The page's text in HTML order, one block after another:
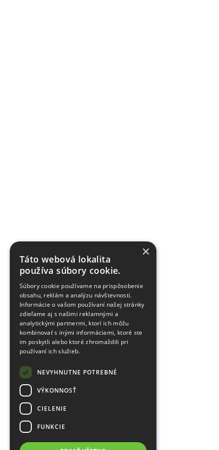
×
Táto webová lokalita
používa súbory cookie.
Súbory cookie používame na prispôsobenie
obsahu, reklám a analýzu návštevnosti.
Informácie o vašom používaní našej stránky
zdieľame aj s našimi reklamnými a
analytickými partnermi, ktorí ich môžu
kombinovať s inými informáciami, ktoré ste
im poskytli alebo ktoré zhromaždili pri
používaní ich služieb.
NEVYHNUTNE POTREBNÉ
VÝKONNOSŤ
CIELENIE
FUNKCIE